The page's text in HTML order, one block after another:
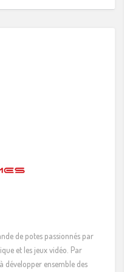
de potes passionnés par
et les jeux vidéo. Par
développer ensemble des